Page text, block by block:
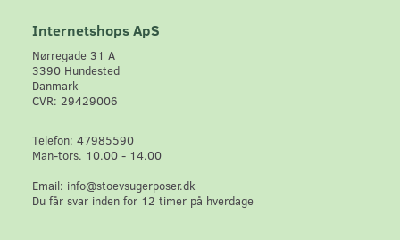
Internetshops ApS
Nørregade 31 A
3390 Hundested
Danmark
CVR: 29429006
Telefon: 47985590
Man-tors. 10.00 - 14.00
Email: info@stoevsugerposer.dk
Du får svar inden for 12 timer på hverdage